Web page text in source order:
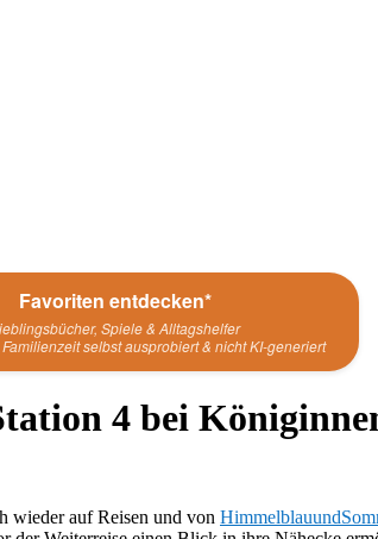
Favoriten entdecken*
Spiele & Alltagshelfer
selbst ausprobiert & nicht KI-generiert
4 bei
wieder auf Reisen und von